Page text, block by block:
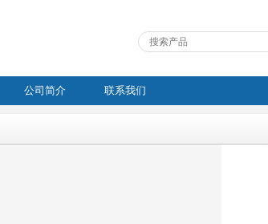
公司简介 联系我们